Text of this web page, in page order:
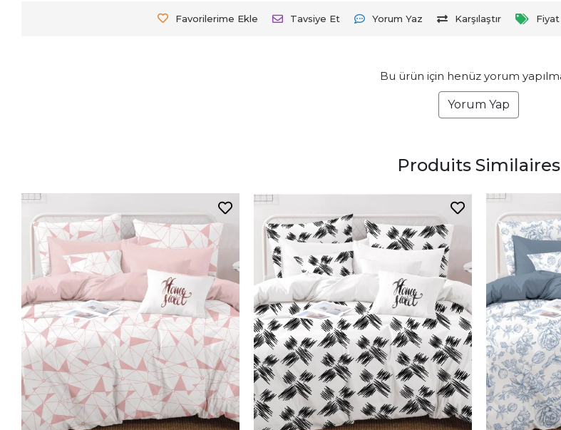
Favorilerime Ekle Tavsiye Et Yorum Yaz Karşılaştır Fiyat
Bu ürün için henüz yorum
Yorum Yap
Produits Similaires